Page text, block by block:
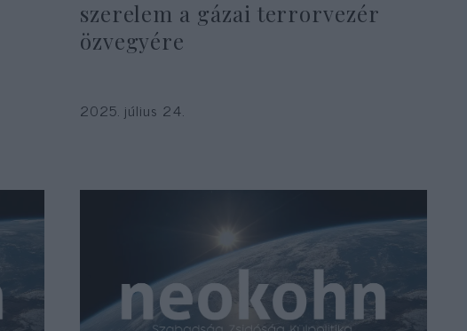
szerelem a gázai terrorvezér
özvegyére
2025. július 24.